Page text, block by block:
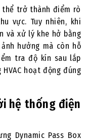
thể trở thành điểm rò
vực. Tuy nhiên, khi
và xử lý khe hở bằng
hưởng mà còn hỗ
tra độ kín sau lắp
hoạt động đúng
hệ thống điện
Dynamic Pass Box